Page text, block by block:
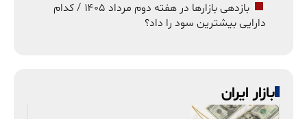
بازدهی بازارها در هفته دوم مرداد ۱۴۰۵ / کدام
دارایی بیشترین سود را داد؟
بازار ایران